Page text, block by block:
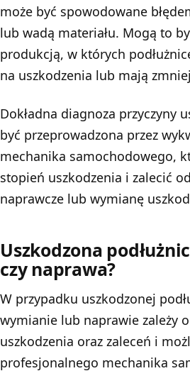
może być spowodowane
lub wadą materiału. Mogą to
produkcją, w których
na uszkodzenia lub mają
Dokładna diagnoza przyczyny
być przeprowadzona przez
mechanika samochodowego,
stopień uszkodzenia i zalecić
naprawcze lub wymianę
Uszkodzona
czy naprawa?
W przypadku uszkodzonej
wymianie lub naprawie zależy
uszkodzenia oraz zaleceń i
profesjonalnego mechanika